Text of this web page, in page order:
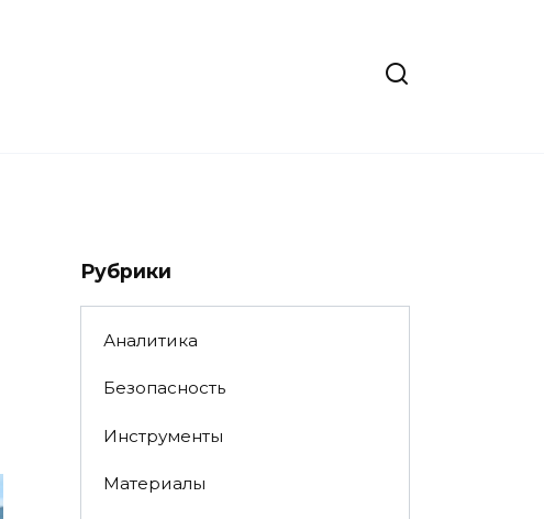
Рубрики
Аналитика
Безопасность
Инструменты
Материалы